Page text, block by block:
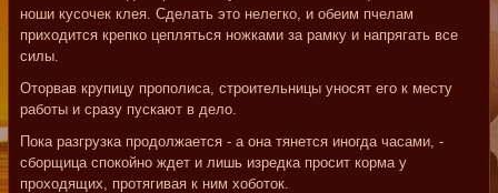
ноши кусочек клея. Сделать это нелегко, и обеим пчелам
приходится крепко цепляться ножками за рамку и напрягать все
силы.
Оторвав крупицу прополиса, строительницы уносят его к месту
работы и сразу пускают в дело.
Пока разгрузка продолжается - а она тянется иногда часами, -
сборщица спокойно ждет и лишь изредка просит корма у
проходящих, протягивая к ним хоботок.